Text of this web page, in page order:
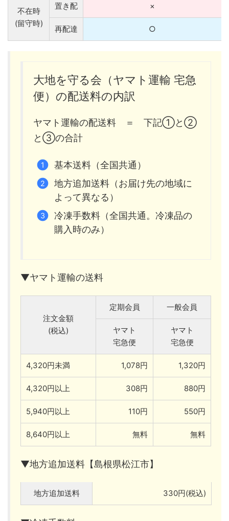
不在時
(留守時)
置き配 ×
再配達 ○
大地を守る会（ヤマト運輸 宅急
便）の配送料の内訳
ヤマト運輸の配送料 ＝ 下記①と②
と③の合計
基本送料（全国共通）
地方追加送料（お届け先の地域に
よって異なる）
冷凍手数料（全国共通。冷凍品の
購入時のみ）
▼ヤマト運輸の送料
注文金額
(税込)
定期会員 一般会員
ヤマト
宅急便
ヤマト
宅急便
4,320円未満 1,078円 1,320円
4,320円以上 308円 880円
5,940円以上 110円 550円
8,640円以上 無料 無料
▼地方追加送料【島根県松江市】
地方追加送料 330円(税込)